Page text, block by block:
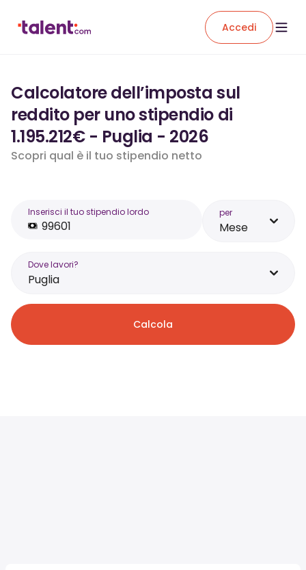
Accedi
Calcolatore dell’imposta sul
reddito per uno stipendio di
1.195.212€ - Puglia - 2026
Scopri qual è il tuo stipendio netto
Inserisci il tuo stipendio lordo per
Mese
Dove lavori?
Puglia
Calcola